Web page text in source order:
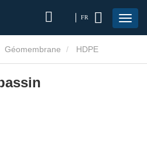
FR
Géomembrane HDPE
de bassin